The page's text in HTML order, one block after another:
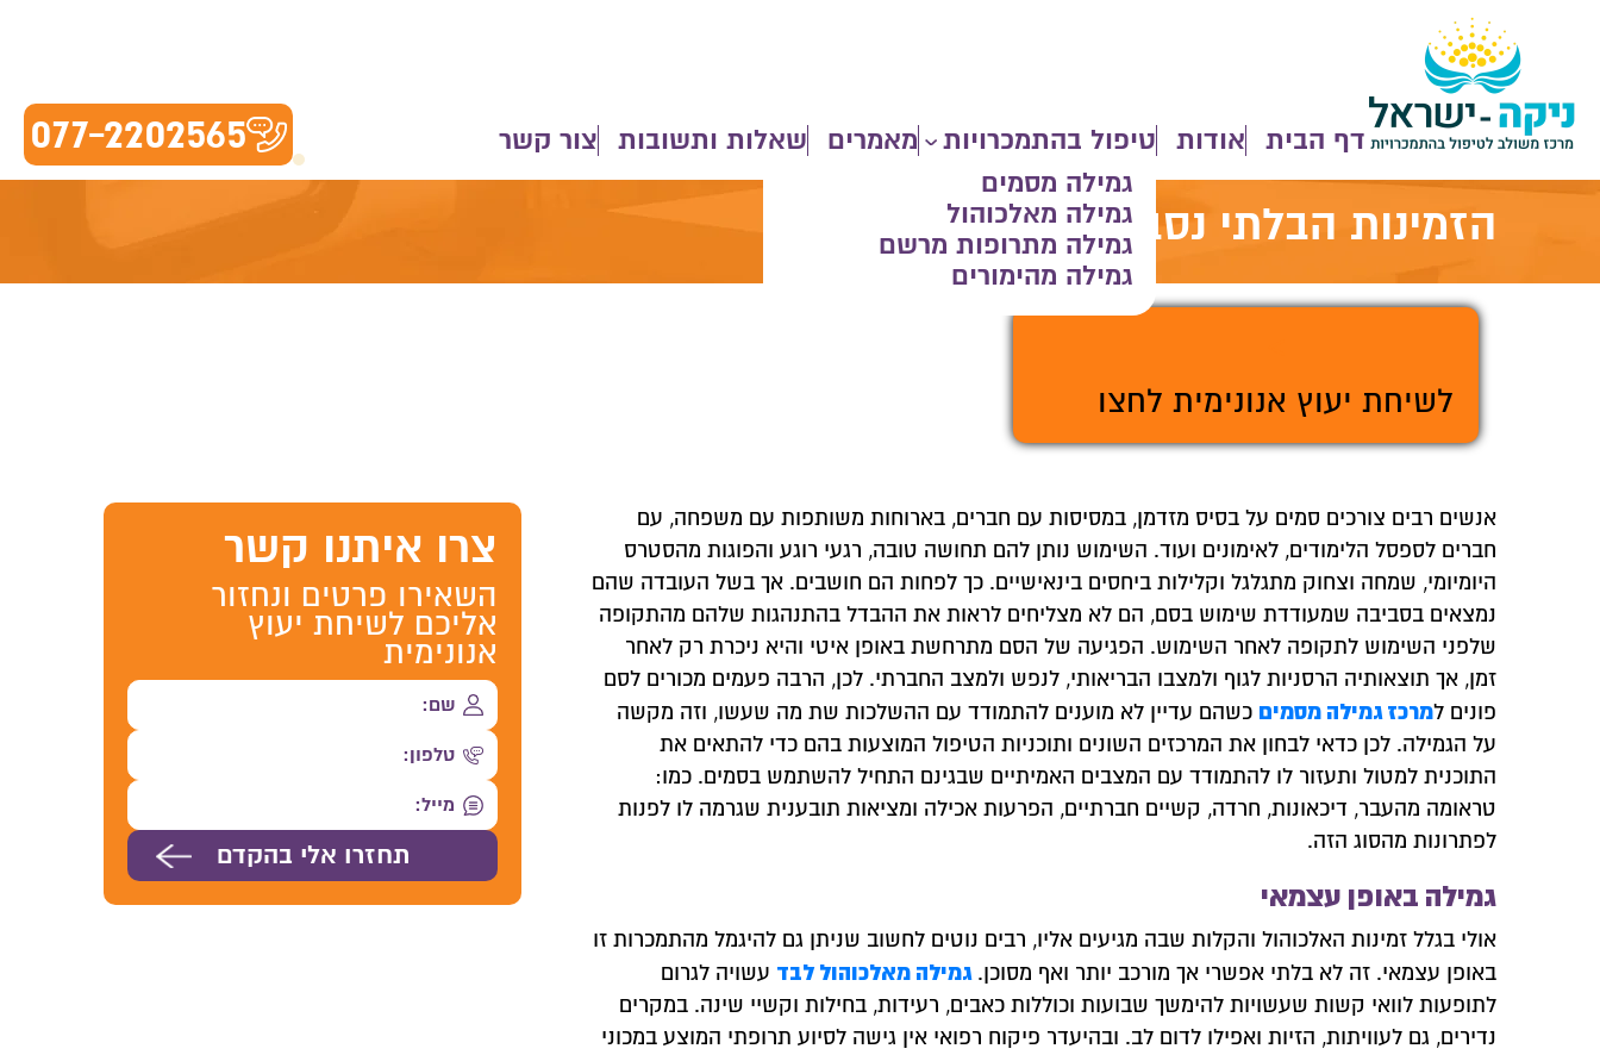
דף הבית אודות
טיפול בהתמכרויות
גמילה מסמים
גמילה מאלכוהול
גמילה מתרופות מרשם
גמילה מהימורים
מאמרים שאלות ותשובות צור קשר 077-2202565
הזמינות הבלתי נסבלת של הסם
לשיחת יעוץ אנונימית לחצו
אנשים רבים צורכים סמים על בסיס מזדמן, במסיסות עם חברים, בארוחות משותפות עם משפחה, עם
חברים לספסל הלימודים, לאימונים ועוד. השימוש נותן להם תחושה טובה, רגעי רוגע והפוגות מהסטרס
היומיומי, שמחה וצחוק מתגלגל וקלילות ביחסים בינאישיים. כך לפחות הם חושבים. אך בשל העובדה שהם
נמצאים בסביבה שמעודדת שימוש בסם, הם לא מצליחים לראות את ההבדל בהתנהגות שלהם מהתקופה
שלפני השימוש לתקופה לאחר השימוש. הפגיעה של הסם מתרחשת באופן איטי והיא ניכרת רק לאחר
זמן, אך תוצאותיה הרסניות לגוף ולמצבו הבריאותי, לנפש ולמצב החברתי. לכן, הרבה פעמים מכורים לסם
פונים למרכז גמילה מסמים כשהם עדיין לא מוענים להתמודד עם ההשלכות שת מה שעשו, וזה מקשה
על הגמילה. לכן כדאי לבחון את המרכזים השונים ותוכניות הטיפול המוצעות בהם כדי להתאים את
התוכנית למטול ותעזור לו להתמודד עם המצבים האמיתיים שבגינם התחיל להשתמש בסמים. כמו:
טראומה מהעבר, דיכאונות, חרדה, קשיים חברתיים, הפרעות אכילה ומציאות תובענית שגרמה לו לפנות
לפתרונות מהסוג הזה.
גמילה באופן עצמאי
אולי בגלל זמינות האלכוהול והקלות שבה מגיעים אליו, רבים נוטים לחשוב שניתן גם להיגמל מהתמכרות זו
באופן עצמאי. זה לא בלתי אפשרי אך מורכב יותר ואף מסוכן.גמילה מאלכוהול לבד עשויה לגרום
לתופעות לוואי קשות שעשויות להימשך שבועות וכוללות כאבים, רעידות, בחילות וקשיי שינה. במקרים
נדירים, גם לעוויתות, הזיות ואפילו לדום לב. ובהיעדר פיקוח רפואי אין גישה לסיוע תרופתי המוצע במכוני
צרו איתנו קשר
השאירו פרטים ונחזור
אליכם לשיחת יעוץ
אנונימית